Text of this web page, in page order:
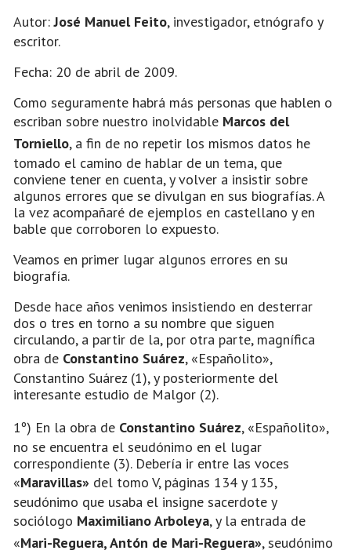
Autor:José Manuel Feito, investigador, etnógrafo y
escritor.
Fecha: 20 de abril de 2009.
Como seguramente habrá más personas que hablen o
escriban sobre nuestro inolvidable Marcos del
Torniello, a fin de no repetir los mismos datos he
tomado el camino de hablar de un tema, que
conviene tener en cuenta, y volver a insistir sobre
algunos errores que se divulgan en sus biografías. A
la vez acompañaré de ejemplos en castellano y en
bable que corroboren lo expuesto.
Veamos en primer lugar algunos errores en su
biografía.
Desde hace años venimos insistiendo en desterrar
dos o tres en torno a su nombre que siguen
circulando, a partir de la, por otra parte, magnífica
obra de Constantino Suárez, «Españolito»,
Constantino Suárez (1), y posteriormente del
interesante estudio de Malgor (2).
1º) En la obra de Constantino Suárez, «Españolito»,
no se encuentra el seudónimo en el lugar
correspondiente (3). Debería ir entre las voces
«Maravillas» del tomo V, páginas 134 y 135,
seudónimo que usaba el insigne sacerdote y
sociólogo Maximiliano Arboleya, y la entrada de
«Mari-Reguera, Antón de Mari-Reguera», seudónimo